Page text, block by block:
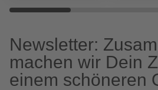
Newsletter:
machen wir Dein
einem schöneren